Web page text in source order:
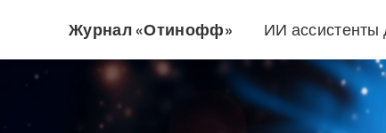
Журнал «Отинофф» ИИ ассистенты